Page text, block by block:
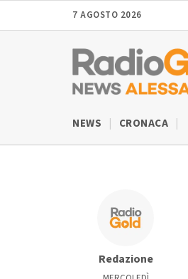
7 AGOSTO 2026
NEWS CRONACA
Redazione